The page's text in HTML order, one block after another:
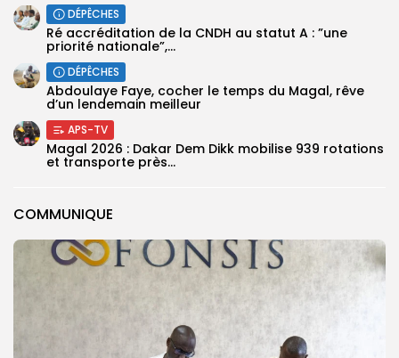
COMMUNIQUE
DÉPÊCHES
Ré accréditation de la CNDH au statut A : ”une
priorité nationale”,...
DÉPÊCHES
Abdoulaye Faye, cocher le temps du Magal, rêve
d’un lendemain meilleur
APS-TV
Magal 2026 : Dakar Dem Dikk mobilise 939 rotations
et transporte près...